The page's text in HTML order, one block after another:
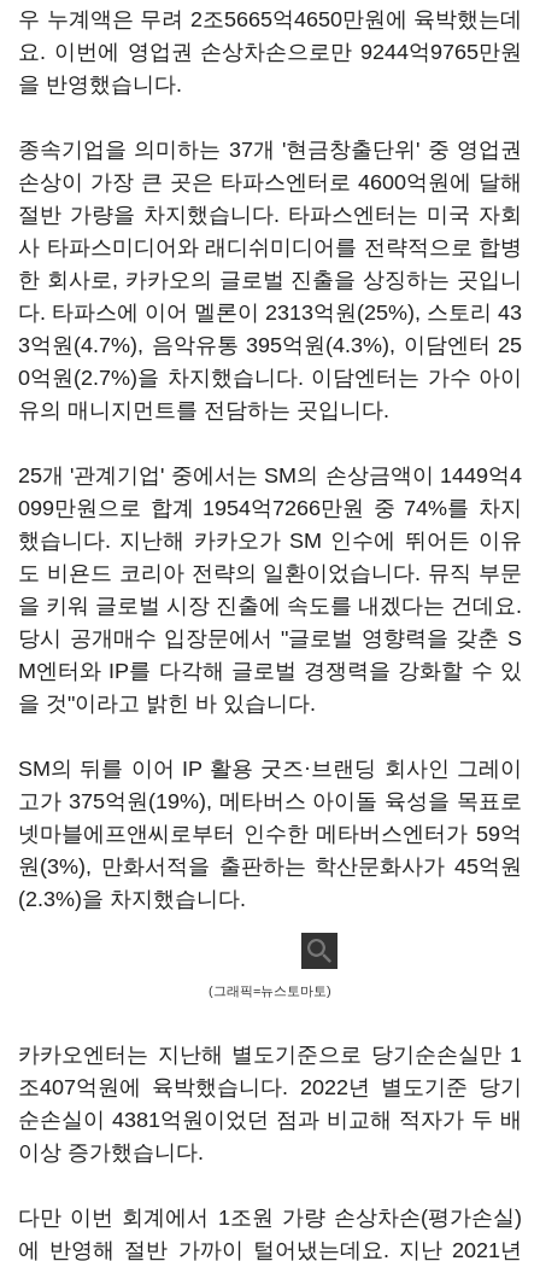
우 누계액은 무려 2조5665억4650만원에 육박했는데
요. 이번에 영업권 손상차손으로만 9244억9765만원
을 반영했습니다.
종속기업을 의미하는 37개 '현금창출단위' 중 영업권
손상이 가장 큰 곳은 타파스엔터로 4600억원에 달해
절반 가량을 차지했습니다. 타파스엔터는 미국 자회
사 타파스미디어와 래디쉬미디어를 전략적으로 합병
한 회사로, 카카오의 글로벌 진출을 상징하는 곳입니
다. 타파스에 이어 멜론이 2313억원(25%), 스토리 43
3억원(4.7%), 음악유통 395억원(4.3%), 이담엔터 25
0억원(2.7%)을 차지했습니다. 이담엔터는 가수 아이
유의 매니지먼트를 전담하는 곳입니다.
25개 '관계기업' 중에서는 SM의 손상금액이 1449억4
099만원으로 합계 1954억7266만원 중 74%를 차지
했습니다. 지난해 카카오가 SM 인수에 뛰어든 이유
도 비욘드 코리아 전략의 일환이었습니다. 뮤직 부문
을 키워 글로벌 시장 진출에 속도를 내겠다는 건데요.
당시 공개매수 입장문에서 "글로벌 영향력을 갖춘 S
M엔터와 IP를 다각해 글로벌 경쟁력을 강화할 수 있
을 것"이라고 밝힌 바 있습니다.
SM의 뒤를 이어 IP 활용 굿즈·브랜딩 회사인 그레이
고가 375억원(19%), 메타버스 아이돌 육성을 목표로
넷마블에프앤씨로부터 인수한 메타버스엔터가 59억
원(3%), 만화서적을 출판하는 학산문화사가 45억원
(2.3%)을 차지했습니다.
(그래픽=뉴스토마토)
카카오엔터는 지난해 별도기준으로 당기순손실만 1
조407억원에 육박했습니다. 2022년 별도기준 당기
순손실이 4381억원이었던 점과 비교해 적자가 두 배
이상 증가했습니다.
다만 이번 회계에서 1조원 가량 손상차손(평가손실)
에 반영해 절반 가까이 털어냈는데요. 지난 2021년